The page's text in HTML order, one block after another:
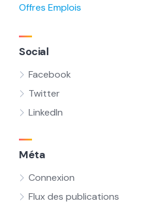
Offres Emplois
Social
Facebook
Twitter
LinkedIn
Méta
Connexion
Flux des publications